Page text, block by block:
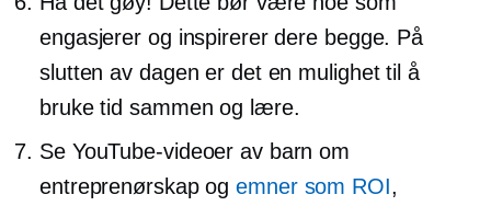
engasjerer og inspirerer dere begge. På
slutten av dagen er det en mulighet til å
bruke tid sammen og lære.
Se YouTube-videoer av barn om
entreprenørskap ogemner som ROI,